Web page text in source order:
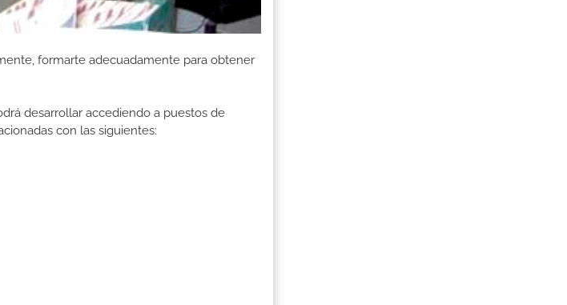
formarte adecuadamente para obtener
desarrollar accediendo a puestos de
con las siguientes: